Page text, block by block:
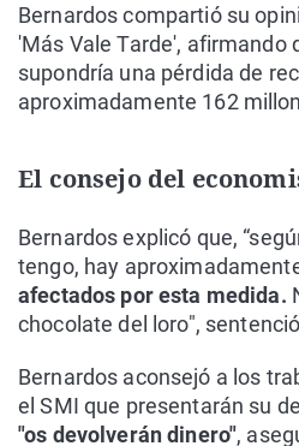
Bernardos compartió su
'Más Vale Tarde', afirmando
supondría una pérdida de
aproximadamente 162
El consejo del
Bernardos explicó que,
tengo, hay
afectados por esta medida.
chocolate del loro",
Bernardos aconsejó a los
el SMI que presentarán su
"os devolverán dinero",